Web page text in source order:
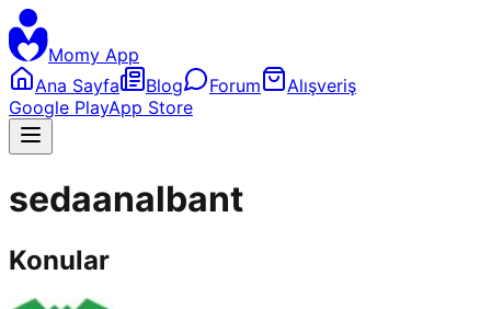
Momy App
Ana Sayfa
Blog Forum
Alışveriş
Google PlayApp Store
sedaanalbant
Konular